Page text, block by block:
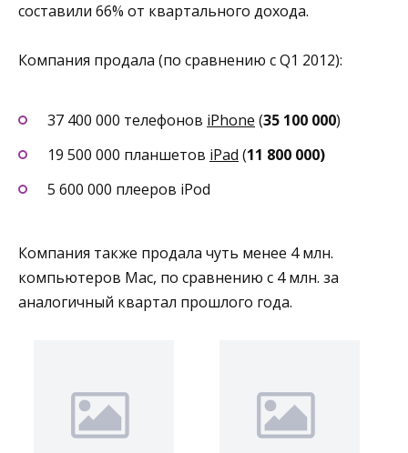
составили 66% от квартального дохода.
Компания продала (по сравнению с Q1 2012):
37 400 000 телефонов iPhone (35 100 000)
19 500 000 планшетов iPad (11 800 000)
5 600 000 плееров iPod
Компания также продала чуть менее 4 млн.
компьютеров Mac, по сравнению с 4 млн. за
аналогичный квартал прошлого года.